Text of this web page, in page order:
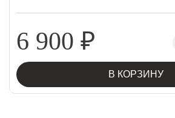
6 900 ₽
В КОРЗИНУ